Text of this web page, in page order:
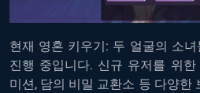
현재 영혼 키우기: 두 얼굴의 소녀
진행 중입니다. 신규 유저를 위한
미션, 담의 비밀 교환소 등 다양한